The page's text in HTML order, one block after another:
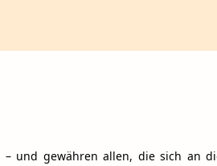
und gewähren allen, die sich an